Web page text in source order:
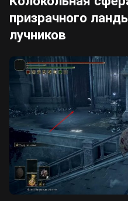
призрачного
лучников